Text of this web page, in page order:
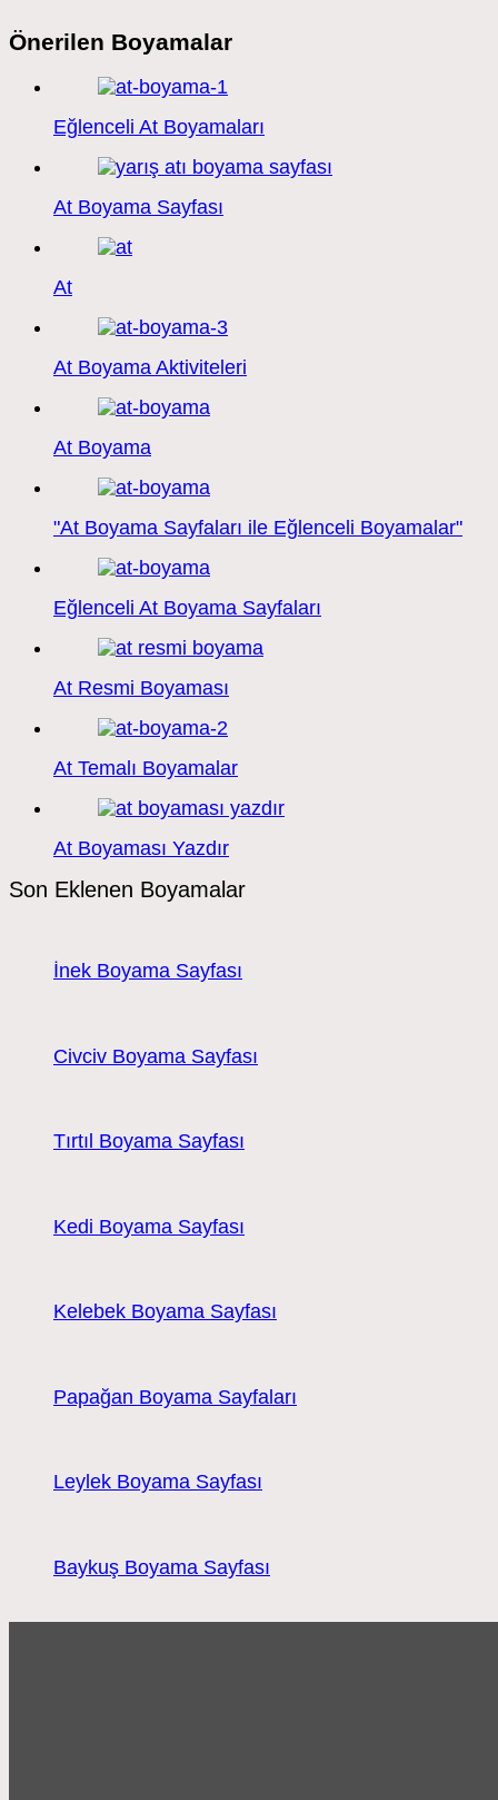
Önerilen Boyamalar
Eğlenceli At Boyamaları
At Boyama Sayfası
At
At Boyama Aktiviteleri
At Boyama
"At Boyama Sayfaları ile Eğlenceli Boyamalar"
Eğlenceli At Boyama Sayfaları
At Resmi Boyaması
At Temalı Boyamalar
At Boyaması Yazdır
Son Eklenen Boyamalar
İnek Boyama Sayfası
Civciv Boyama Sayfası
Tırtıl Boyama Sayfası
Kedi Boyama Sayfası
Kelebek Boyama Sayfası
Papağan Boyama Sayfaları
Leylek Boyama Sayfası
Baykuş Boyama Sayfası